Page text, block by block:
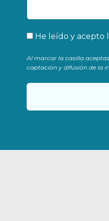
Aceptación
He leído y acepto
Al marcar la casilla
captación y difusión de la